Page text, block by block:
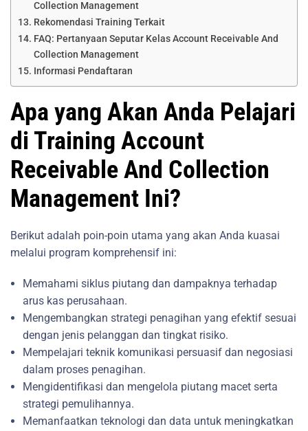
Collection Management
Rekomendasi Training Terkait
FAQ: Pertanyaan Seputar Kelas Account Receivable And
Collection Management
Informasi Pendaftaran
Apa yang Akan Anda Pelajari
di Training Account
Receivable And Collection
Management Ini?
Berikut adalah poin-poin utama yang akan Anda kuasai
melalui program komprehensif ini:
Memahami siklus piutang dan dampaknya terhadap
arus kas perusahaan.
Mengembangkan strategi penagihan yang efektif sesuai
dengan jenis pelanggan dan tingkat risiko.
Mempelajari teknik komunikasi persuasif dan negosiasi
dalam proses penagihan.
Mengidentifikasi dan mengelola piutang macet serta
strategi pemulihannya.
Memanfaatkan teknologi dan data untuk meningkatkan